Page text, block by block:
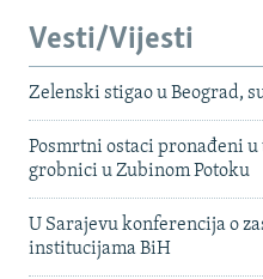
Vesti/Vijesti
Zelenski stigao u Beograd,
Posmrtni ostaci pronađeni u
grobnici u Zubinom Potoku
U Sarajevu konferencija o
institucijama BiH